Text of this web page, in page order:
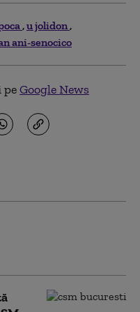
u jolidon
ani-senocico
peGoogle News